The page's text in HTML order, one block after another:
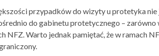
przypadków do wizyty u protetyka
do gabinetu protetycznego –
NFZ. Warto jednak pamiętać, że w ramach